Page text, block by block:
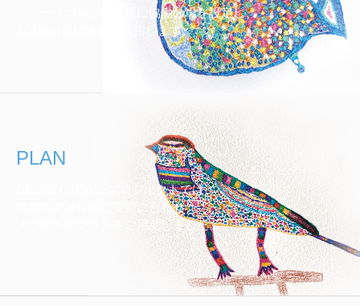
ステークホルダーと共に協働の場を設定し、
SDGsの目標達成を目指します。
PLAN
DESIGN GOALSプロジェクトでは、
参加事業者様のご要望に合わせ
４つの参加プランをご用意しました。